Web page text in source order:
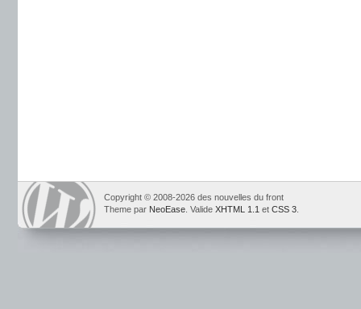
Copyright © 2008-2026 des nouvelles du front
Theme par NeoEase . Valide XHTML 1.1 et CSS 3